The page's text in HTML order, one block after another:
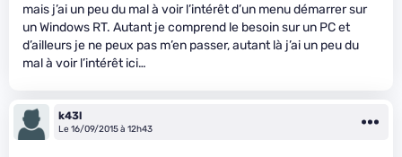
mais j’ai un peu du mal à voir l’intérêt d’un menu démarrer sur
un Windows RT. Autant je comprend le besoin sur un PC et
d’ailleurs je ne peux pas m’en passer, autant là j’ai un peu du
mal à voir l’intérêt ici…
k43l
Le 16/09/2015 à 12h43